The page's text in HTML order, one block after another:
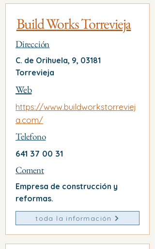
Build Works Torrevieja
Dirección
C. de Orihuela, 9, 03181
Torrevieja
Web
https://www.buildworkstorreviej
a.com/
Telefono
641 37 00 31
Coment
Empresa de construcción y
reformas.
toda la información